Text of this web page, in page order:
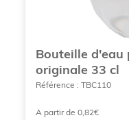
Bouteille d'eau
originale 33 cl
Référence : TBC110
A partir de 0,82€